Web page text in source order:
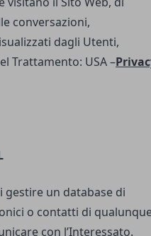
conversazioni,
dagli Utenti,
Trattamento: USA –
gestire un database di
o contatti di
con l’Interessato.